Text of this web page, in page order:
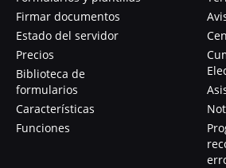
Firmar documentos
Estado del servidor
Precios
Biblioteca de
formularios
Características
Funciones